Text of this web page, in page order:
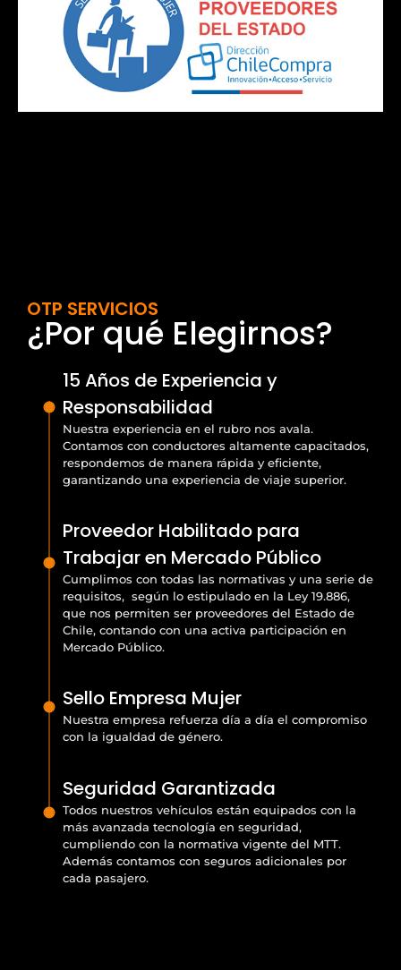
OTP SERVICIOS
¿Por qué Elegirnos?
15 Años de Experiencia y
Responsabilidad
Nuestra experiencia en el rubro nos avala.
Contamos con conductores altamente capacitados,
respondemos de manera rápida y eficiente,
garantizando una experiencia de viaje superior.
Proveedor Habilitado para
Trabajar en Mercado Público
Cumplimos con todas las normativas y una serie de
requisitos, según lo estipulado en la Ley 19.886,
que nos permiten ser proveedores del Estado de
Chile, contando con una activa participación en
Mercado Público.
Sello Empresa Mujer
Nuestra empresa refuerza día a día el compromiso
con la igualdad de género.
Seguridad Garantizada
Todos nuestros vehículos están equipados con la
más avanzada tecnología en seguridad,
cumpliendo con la normativa vigente del MTT.
Además contamos con seguros adicionales por
cada pasajero.